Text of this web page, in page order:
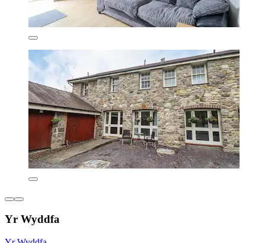
Yr Wyddfa